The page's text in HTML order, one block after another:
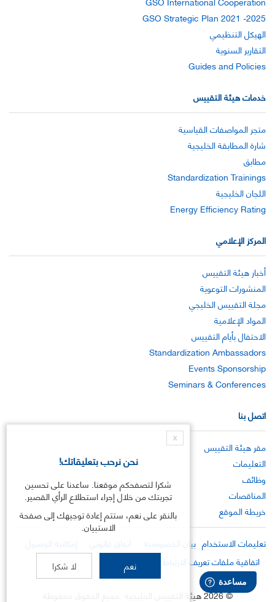
GSO Strategic Plan 2021 -2025
الهيكل التنظيمي
التقارير السنوية
Guides and Policies
خدمات هيئة التقييس
متجر المواصفات القياسية
شارة المطابقة الخليجية
مطابق
Standardization Trainings
اللجان الخليجية
Energy Efficiency Rating
المركز الإعلامي
أخبار هيئة التقييس
المنشورات التوعوية
مجلة التقييس الخليجي
المواد الإعلامية
الاحتفال بأيام التقييس
Standardization Ambassadors
Events Sponsorship
Seminars & Conferences
اتصل بنا
مقر هيئة التقييس
التعليمات
وظائف
المناقصات
خريطة الموقع
تعليمات الاستخدام بيان الخصوصية اتفاق قانوني
إمكانية الوصول
اتفاقية ملفات تعريف الارتباط
©
2026هيئة التقييس الخليجية .جميع الحقوق محفوظة
X
نحن نرحب بتعليقاتك!
شكرا لتصفحكم موقعنا. ساعدنا على تحسين
تجربتك من خلال إجراء استطلاع الرأي القصير.
بالنقر على نعم، ستتم إعادة توجيهك إلى صفحة
الاستبيان.
نعم لا شكرا